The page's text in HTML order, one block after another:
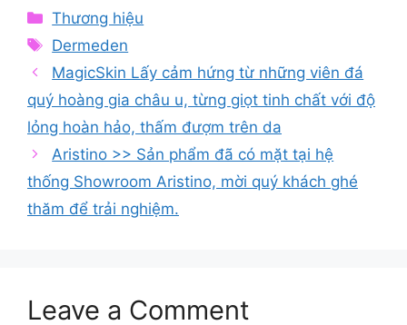
Categories
Thương hiệu
Tags
Dermeden
MagicSkin Lấy cảm hứng từ những viên đá
quý hoàng gia châu u, từng giọt tinh chất với độ
lỏng hoàn hảo, thấm đượm trên da
Aristino >> Sản phẩm đã có mặt tại hệ
thống Showroom Aristino, mời quý khách ghé
thăm để trải nghiệm.
Leave a Comment